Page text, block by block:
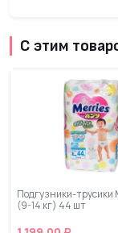
С этим
Подгузники-трусики
(9-14 кг) 44 шт